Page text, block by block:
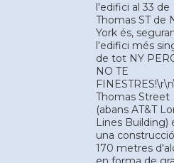
l'edifici al 33 de
Thomas ST de
York és,
l'edifici més
de tot NY
NO TE
Thomas Street
(abans AT&T
Lines Building)
una
170 metres